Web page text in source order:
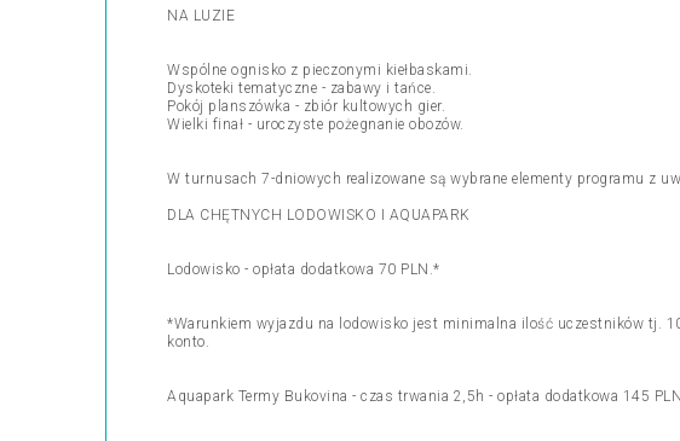
NA LUZIE
Wspólne ognisko z pieczonymi kiełbaskami.
Dyskoteki tematyczne - zabawy i tańce.
Pokój planszówka - zbiór kultowych gier.
Wielki finał - uroczyste pożegnanie obozów.
W turnusach 7-dniowych realizowane są wybrane elementy programu z
DLA CHĘTNYCH LODOWISKO I AQUAPARK
Lodowisko - opłata dodatkowa 70 PLN.*
*Warunkiem wyjazdu na lodowisko jest minimalna ilość uczestników tj.
konto.
Aquapark Termy Bukovina - czas trwania 2,5h - opłata dodatkowa 145